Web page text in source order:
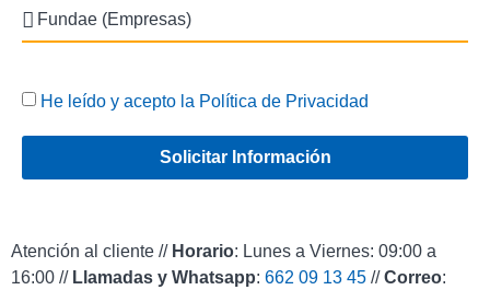
He leído y acepto la Política de Privacidad
Solicitar Información
Atención al cliente // Horario: Lunes a Viernes: 09:00 a
16:00 // Llamadas y Whatsapp: 662 09 13 45 //Correo: